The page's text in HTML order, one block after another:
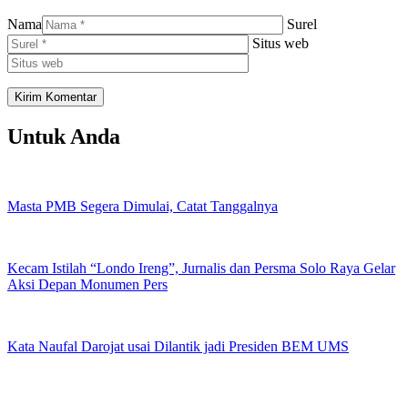
Nama
Surel
Situs web
Untuk Anda
Masta PMB Segera Dimulai, Catat Tanggalnya
Kecam Istilah “Londo Ireng”, Jurnalis dan Persma Solo Raya Gelar
Aksi Depan Monumen Pers
Kata Naufal Darojat usai Dilantik jadi Presiden BEM UMS